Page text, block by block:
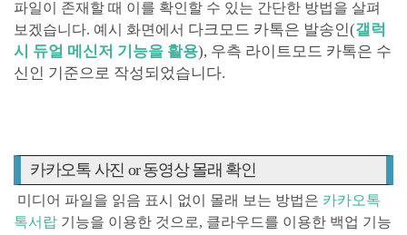
파일이 존재할 때 이를 확인할 수 있는 간단한 방법을 살펴
보겠습니다. 예시 화면에서 다크모드 카톡은 발송인(갤럭
시 듀얼 메신저 기능을 활용), 우측 라이트모드 카톡은 수
신인 기준으로 작성되었습니다.
카카오톡 사진 or 동영상 몰래 확인
미디어 파일을 읽음 표시 없이 몰래 보는 방법은 카카오톡
톡서랍 기능을 이용한 것으로, 클라우드를 이용한 백업 기능